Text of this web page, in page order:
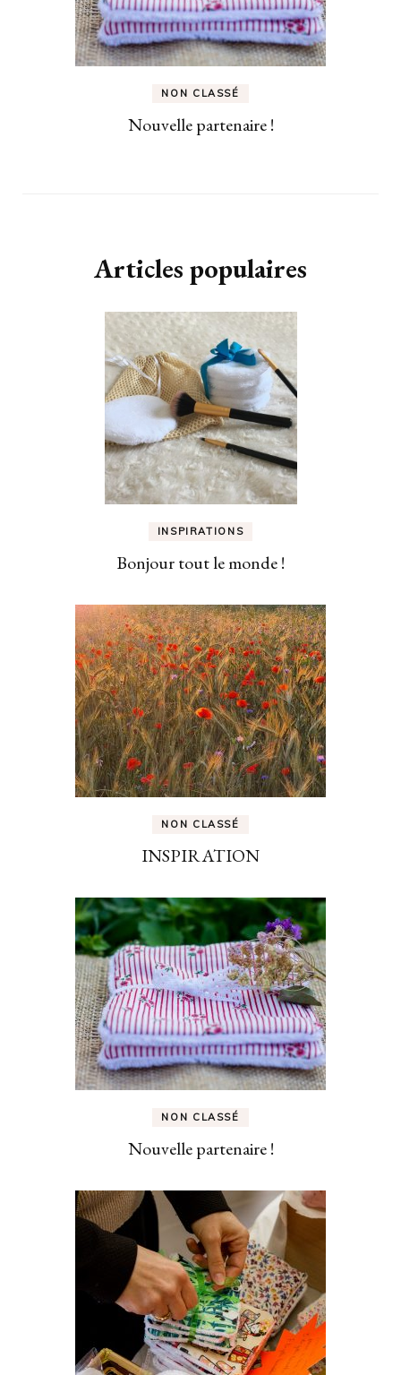
NON CLASSÉ
Nouvelle partenaire !
Articles populaires
INSPIRATIONS
Bonjour tout le monde !
NON CLASSÉ
INSPIRATION
NON CLASSÉ
Nouvelle partenaire !